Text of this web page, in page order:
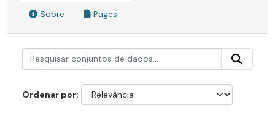
Sobre Pages
Ordenar por